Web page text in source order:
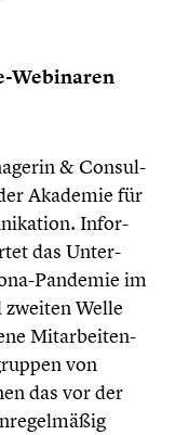
Webinaren
& Consul­
Akademie für
Infor­
das Unter­
Pandemie im
Welle
Mitar­bei­ten­
von
das vor der